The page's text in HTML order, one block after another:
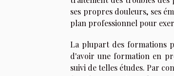
ses propres douleurs, ses
plan professionnel pour
La plupart des formations
d'avoir une formation en
suivi de telles études. Par